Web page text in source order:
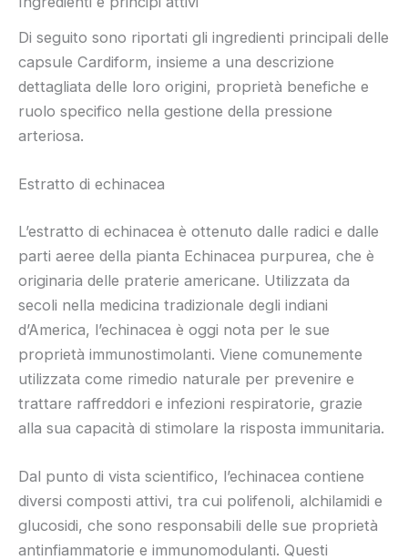
Di seguito sono riportati gli ingredienti principali delle
capsule Cardiform, insieme a una descrizione
dettagliata delle loro origini, proprietà benefiche e
ruolo specifico nella gestione della pressione
arteriosa.
Estratto di echinacea
L’estratto di echinacea è ottenuto dalle radici e dalle
parti aeree della pianta Echinacea purpurea, che è
originaria delle praterie americane. Utilizzata da
secoli nella medicina tradizionale degli indiani
d’America, l’echinacea è oggi nota per le sue
proprietà immunostimolanti. Viene comunemente
utilizzata come rimedio naturale per prevenire e
trattare raffreddori e infezioni respiratorie, grazie
alla sua capacità di stimolare la risposta immunitaria.
Dal punto di vista scientifico, l’echinacea contiene
diversi composti attivi, tra cui polifenoli, alchilamidi e
glucosidi, che sono responsabili delle sue proprietà
antinfiammatorie e immunomodulanti. Questi